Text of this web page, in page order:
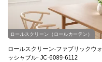
JCオリジナル
ロールスクリーン（ロールカーテン）
ロールスクリーン-ファブリックウォ
ッシャブル- JC-6089-6112